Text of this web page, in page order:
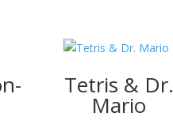
Tetris & Dr.
Mario